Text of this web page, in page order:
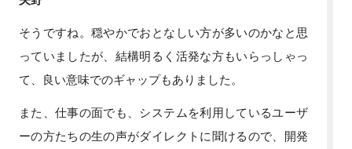
そうですね。穏やかでおとなしい方が多いのかなと思
っていましたが、結構明るく活発な方もいらっしゃっ
て、良い意味でのギャップもありました。
また、仕事の面でも、システムを利用しているユーザ
ーの方たちの生の声がダイレクトに聞けるので、開発